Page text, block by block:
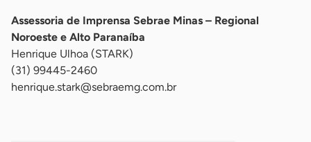
Assessoria de Imprensa Sebrae Minas – Regional
Noroeste e Alto Paranaíba
Henrique Ulhoa (STARK)
(31) 99445-2460
henrique.stark@sebraemg.com.br